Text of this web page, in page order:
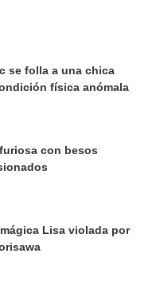
se folla a una chica
física anómala
con besos
Lisa violada por